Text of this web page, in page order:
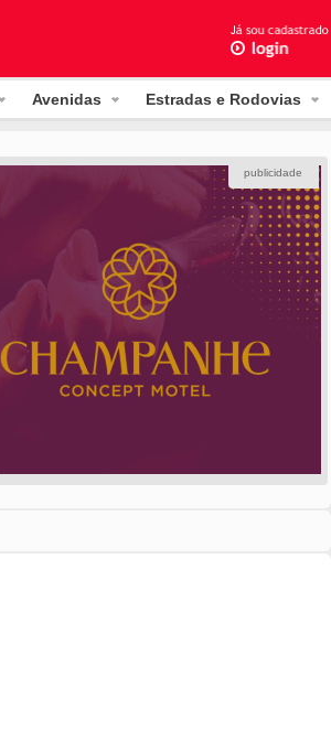
Avenidas Estradas e Rodovias
publicidade